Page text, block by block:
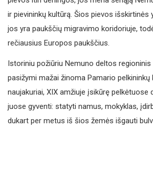
ir pievininkų kultūrą. Šios pievos išskirtinės
jos yra paukščių migravimo koridoriuje,
rečiausius Europos paukščius.
Istoriniu požiūriu Nemuno deltos regioninis
pasižymi mažai žinoma Pamario pelkininkų
naujakuriai, XIX amžiuje įsikūrę pelkėtuose
juose gyventi: statyti namus, mokyklas,
dukart per metus iš šios žemės išgauti